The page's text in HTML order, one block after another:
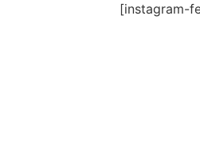
[instagram-